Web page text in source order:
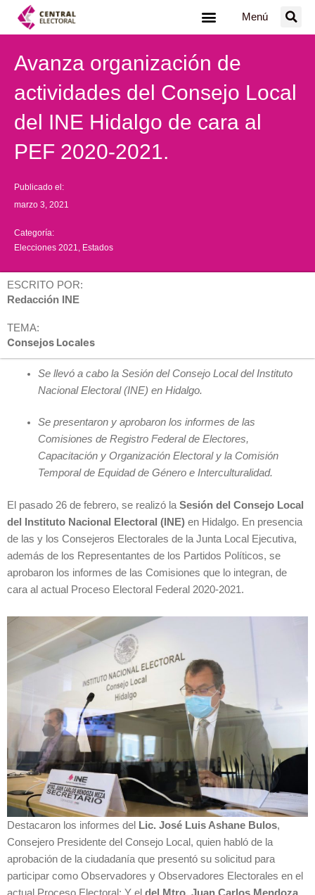
Menú
Avanza organización de
actividades del Consejo Local
del INE Hidalgo de cara al
PEF 2020-2021.
Publicado el:
marzo 3, 2021
Categoría:
Elecciones 2021
Estados
ESCRITO POR:
Redacción INE
TEMA:
Consejos Locales
Se llevó a cabo la Sesión del Consejo Local del Instituto
Nacional Electoral (INE) en Hidalgo.
Se presentaron y aprobaron los informes de las
Comisiones de Registro Federal de Electores,
Capacitación y Organización Electoral y la Comisión
Temporal de Equidad de Género e Interculturalidad.
El pasado 26 de febrero, se realizó laSesión del Consejo Local
del Instituto Nacional Electoral (INE) en Hidalgo. En presencia
de las y los Consejeros Electorales de la Junta Local Ejecutiva,
además de los Representantes de los Partidos Políticos, se
aprobaron los informes de las Comisiones que lo integran, de
cara al actual Proceso Electoral Federal 2020-2021.
Destacaron los informes del Lic. José Luis Ashane Bulos,
Consejero Presidente del Consejo Local, quien habló de la
aprobación de la ciudadanía que presentó su solicitud para
participar como Observadores y Observadores Electorales en el